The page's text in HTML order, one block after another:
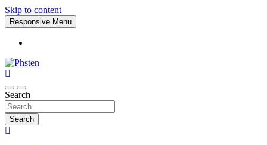
Skip to content
Responsive Menu
Phsten
Search
Search